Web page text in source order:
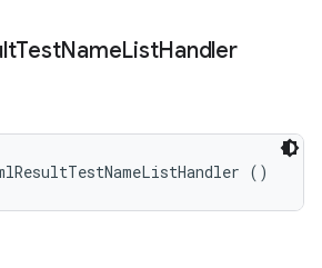
TestNameListHandler
()